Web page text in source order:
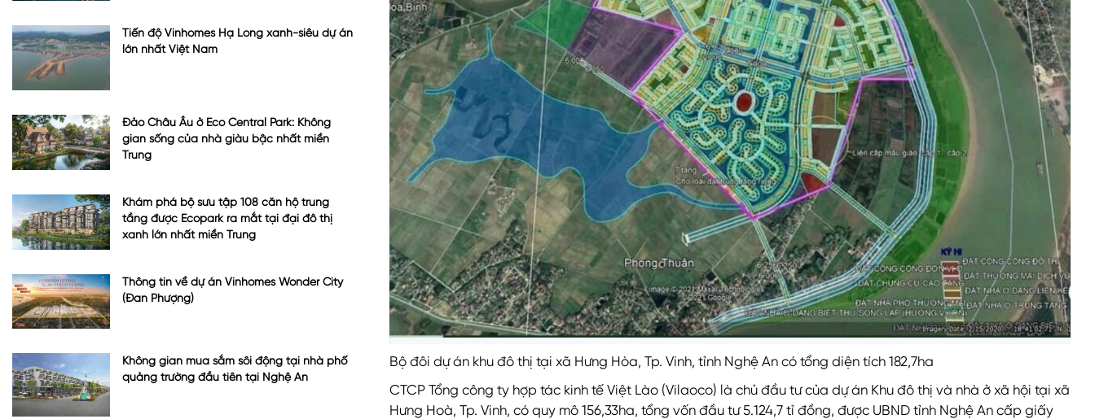
Bộ đôi dự án khu đô thị tại xã Hưng Hòa, Tp. Vinh, tỉnh Nghệ An có tổng diện tích 182,7ha
CTCP Tổng công ty hợp tác kinh tế Việt Lào (Vilaoco) là chủ đầu tư của dự án Khu đô thị và nhà ở xã hội tại xã
Hưng Hoà, Tp. Vinh, có quy mô 156,33ha, tổng vốn đầu tư 5.124,7 tỉ đồng, được UBND tỉnh Nghệ An cấp giấy
Tiến độ Vinhomes Hạ Long xanh-siêu dự án
lớn nhất Việt Nam
Đảo Châu Âu ở Eco Central Park: Không
gian sống của nhà giàu bậc nhất miền
Trung
Khám phá bộ sưu tập 108 căn hộ trung
tầng được Ecopark ra mắt tại đại đô thị
xanh lớn nhất miền Trung
Thông tin về dự án Vinhomes Wonder City
(Đan Phượng)
Không gian mua sắm sôi động tại nhà phố
quảng trường đầu tiên tại Nghệ An